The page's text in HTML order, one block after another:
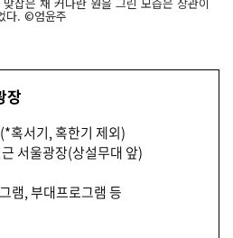
다. ©엄윤주
장
혹서기, 혹한기 제외)
서울광장(상설무대 앞)
램, 부대프로그램 등